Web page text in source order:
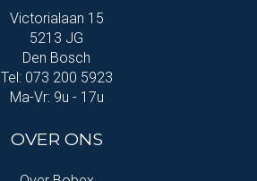
Victorialaan 15
5213 JG
Den Bosch
Tel: 073 200 5923
Ma-Vr: 9u - 17u
OVER ONS